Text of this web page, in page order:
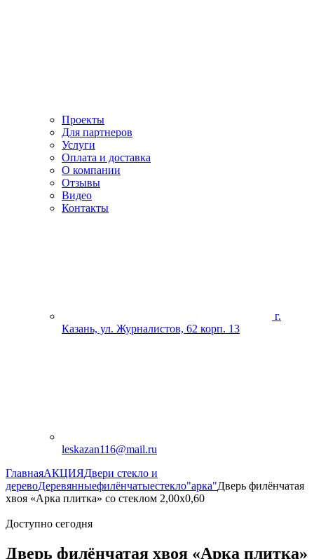
Проекты
Для партнеров
Услуги
Оплата и доставка
О компании
Отзывы
Видео
Контакты
г.
Казань, ул. Журналистов, 62 корп. 13
leskazan116@mail.ru
ГлавнаяАКЦИЯДвери стекло и
деревоДеревянныефилёнчатыестекло"арка"Дверь филёнчатая
хвоя «Арка плитка» со стеклом 2,00х0,60
Доступно сегодня
Дверь филёнчатая хвоя «Арка плитка»